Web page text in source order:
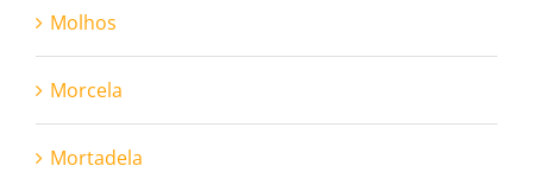
Molhos
Morcela
Mortadela